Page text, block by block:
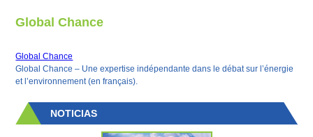
Global Chance
Global Chance
Global Chance – Une expertise indépendante dans le débat sur l’énergie
et l’environnement (en français).
NOTICIAS